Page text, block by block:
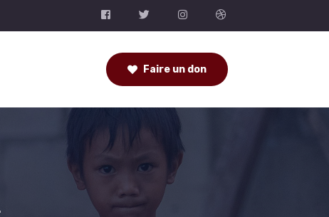
Faire un don